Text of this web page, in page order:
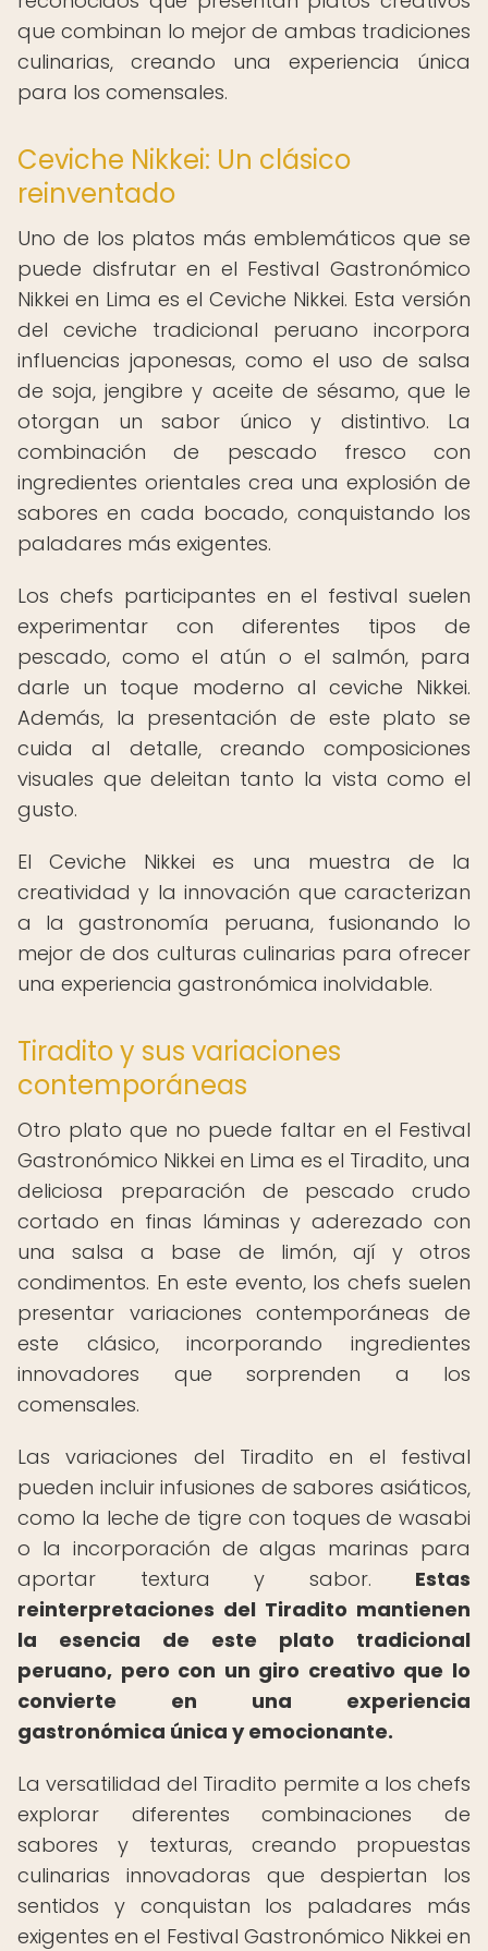
que combinan lo mejor de ambas tradiciones
culinarias, creando una experiencia única
para los comensales.
Ceviche Nikkei: Un clásico
reinventado
Uno de los platos más emblemáticos que se
puede disfrutar en el Festival Gastronómico
Nikkei en Lima es el Ceviche Nikkei. Esta versión
del ceviche tradicional peruano incorpora
influencias japonesas, como el uso de salsa
de soja, jengibre y aceite de sésamo, que le
otorgan un sabor único y distintivo. La
combinación de pescado fresco con
ingredientes orientales crea una explosión de
sabores en cada bocado, conquistando los
paladares más exigentes.
Los chefs participantes en el festival suelen
experimentar con diferentes tipos de
pescado, como el atún o el salmón, para
darle un toque moderno al ceviche Nikkei.
Además, la presentación de este plato se
cuida al detalle, creando composiciones
visuales que deleitan tanto la vista como el
gusto.
El Ceviche Nikkei es una muestra de la
creatividad y la innovación que caracterizan
a la gastronomía peruana, fusionando lo
mejor de dos culturas culinarias para ofrecer
una experiencia gastronómica inolvidable.
Tiradito y sus variaciones
contemporáneas
Otro plato que no puede faltar en el Festival
Gastronómico Nikkei en Lima es el Tiradito, una
deliciosa preparación de pescado crudo
cortado en finas láminas y aderezado con
una salsa a base de limón, ají y otros
condimentos. En este evento, los chefs suelen
presentar variaciones contemporáneas de
este clásico, incorporando ingredientes
innovadores que sorprenden a los
comensales.
Las variaciones del Tiradito en el festival
pueden incluir infusiones de sabores asiáticos,
como la leche de tigre con toques de wasabi
o la incorporación de algas marinas para
aportar textura y sabor. Estas
reinterpretaciones del Tiradito mantienen
la esencia de este plato tradicional
peruano, pero con un giro creativo que lo
convierte en una experiencia
gastronómica única y emocionante.
La versatilidad del Tiradito permite a los chefs
explorar diferentes combinaciones de
sabores y texturas, creando propuestas
culinarias innovadoras que despiertan los
sentidos y conquistan los paladares más
exigentes en el Festival Gastronómico Nikkei en